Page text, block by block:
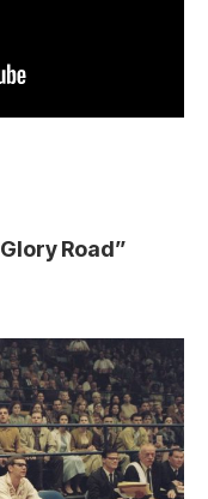
GloryRoad”